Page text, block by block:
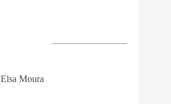
Elsa Moura